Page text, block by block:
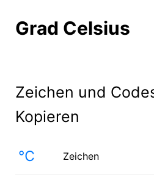
Grad Celsius
Zeichen und
Kopieren
℃ Zeichen